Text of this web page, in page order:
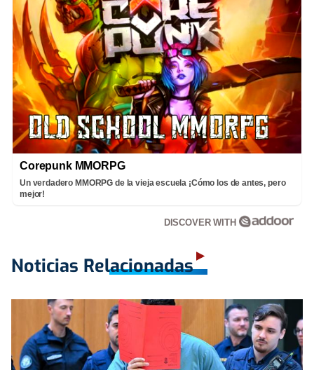
Corepunk MMORPG
Un verdadero MMORPG de la vieja escuela ¡Cómo los de antes, pero
mejor!
DISCOVER WITH
Noticias Relacionadas